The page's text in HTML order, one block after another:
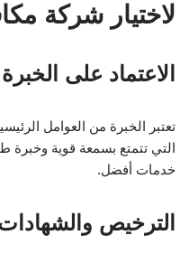
لاختيار شركة
الاعتماد على الخبرة
تعتبر الخبرة من العوامل
التي تتمتع بسمعة قوية وخبرة
خدمات أفضل.
الترخيص